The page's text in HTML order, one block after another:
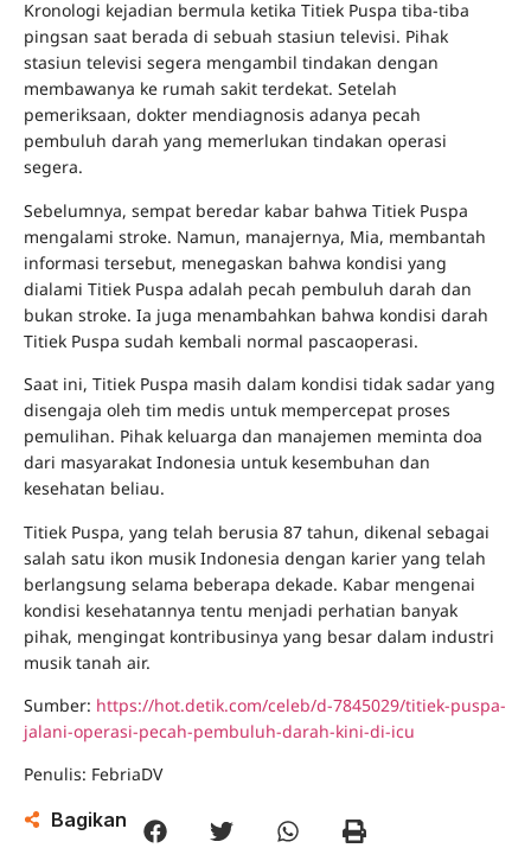
Kronologi kejadian bermula ketika Titiek Puspa tiba-tiba
pingsan saat berada di sebuah stasiun televisi. Pihak
stasiun televisi segera mengambil tindakan dengan
membawanya ke rumah sakit terdekat. Setelah
pemeriksaan, dokter mendiagnosis adanya pecah
pembuluh darah yang memerlukan tindakan operasi
segera.
Sebelumnya, sempat beredar kabar bahwa Titiek Puspa
mengalami stroke. Namun, manajernya, Mia, membantah
informasi tersebut, menegaskan bahwa kondisi yang
dialami Titiek Puspa adalah pecah pembuluh darah dan
bukan stroke. Ia juga menambahkan bahwa kondisi darah
Titiek Puspa sudah kembali normal pascaoperasi.
Saat ini, Titiek Puspa masih dalam kondisi tidak sadar yang
disengaja oleh tim medis untuk mempercepat proses
pemulihan. Pihak keluarga dan manajemen meminta doa
dari masyarakat Indonesia untuk kesembuhan dan
kesehatan beliau.
Titiek Puspa, yang telah berusia 87 tahun, dikenal sebagai
salah satu ikon musik Indonesia dengan karier yang telah
berlangsung selama beberapa dekade. Kabar mengenai
kondisi kesehatannya tentu menjadi perhatian banyak
pihak, mengingat kontribusinya yang besar dalam industri
musik tanah air.
Sumber: https://hot.detik.com/celeb/d-7845029/titiek-puspa-
jalani-operasi-pecah-pembuluh-darah-kini-di-icu
Penulis: FebriaDV
Bagikan